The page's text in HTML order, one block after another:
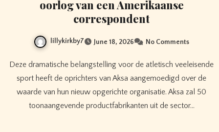
oorlog van een Amerikaanse
correspondent
lillykirkby7 June 18, 2026 No Comments
Deze dramatische belangstelling voor de atletisch veeleisende
sport heeft de oprichters van Aksa aangemoedigd over de
waarde van hun nieuw opgerichte organisatie. Aksa zal 50
toonaangevende productfabrikanten uit de sector…